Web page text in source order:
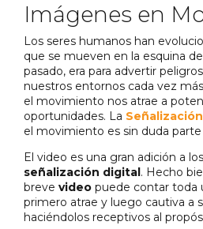
Imágenes en
Los seres humanos han
que se mueven en la esquina
pasado, era para advertir
nuestros entornos cada vez
el movimiento nos atrae a
oportunidades. La
el movimiento es sin duda parte
El video es una gran adición a los
señalización digital. Hecho
breve video puede contar toda
primero atrae y luego cautiva a
haciéndolos receptivos al